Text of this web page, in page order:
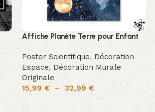
Affiche Planète Terre pour Enfant
Poster Scientifique, Décoration
Espace,Décoration Murale
Originale
15,99€ – 32,99 €